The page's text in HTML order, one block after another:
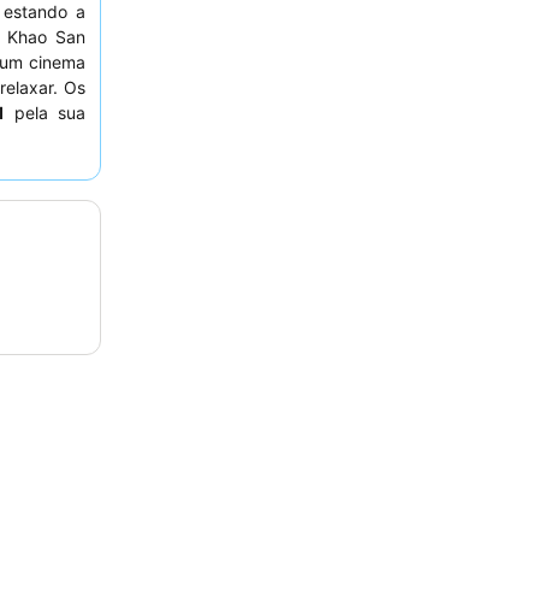
a
San
cinema
Os
pela sua